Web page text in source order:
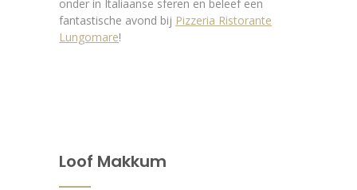
onder in Italiaanse sferen en beleef een
fantastische avond bij Pizzeria Ristorante
Lungomare!
Loof Makkum